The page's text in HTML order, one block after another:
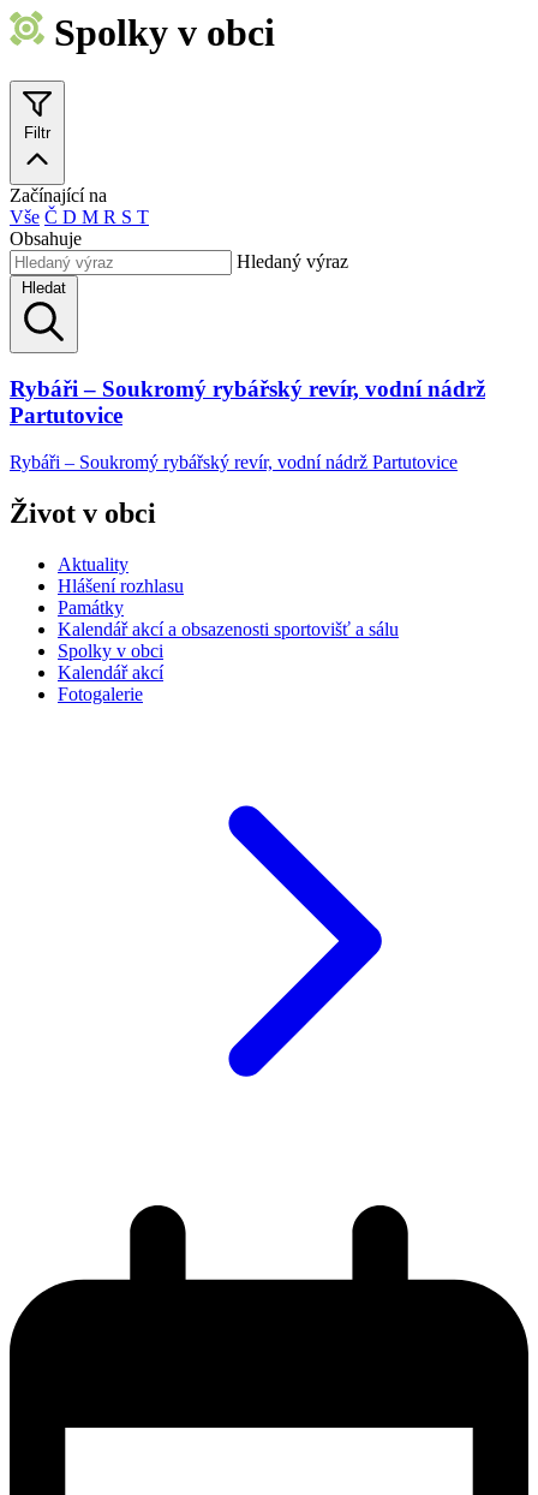
Spolky v obci
Filtr
Začínající na
Vše Č D M R S T
Obsahuje
Hledaný výraz
Hledat
Rybáři – Soukromý rybářský revír, vodní nádrž
Partutovice
Rybáři – Soukromý rybářský revír, vodní nádrž Partutovice
Život v obci
Aktuality
Hlášení rozhlasu
Památky
Kalendář akcí a obsazenosti sportovišť a sálu
Spolky v obci
Kalendář akcí
Fotogalerie